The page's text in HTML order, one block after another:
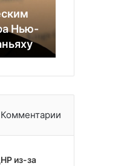
Нью-
Комментарии
из-за